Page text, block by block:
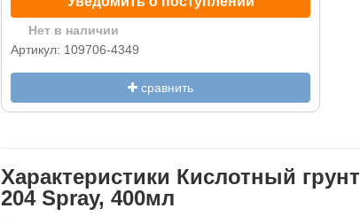
Нет в наличии
Артикул: 109706-4349
сравнить
Характеристики Кислотный
204 Spray, 400мл